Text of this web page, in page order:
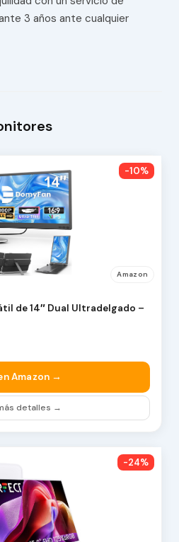
3 años ante cualquier
-10%
Amazon
de 14″ Dual Ultradelgado –
Amazon →
detalles →
-24%